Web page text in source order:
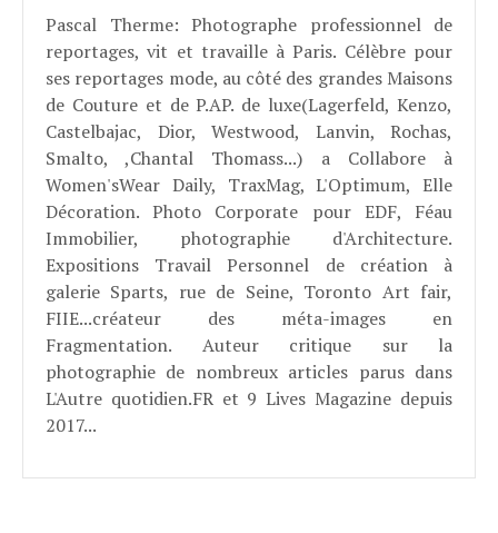
Pascal Therme: Photographe professionnel de
reportages, vit et travaille à Paris. Célèbre pour
ses reportages mode, au côté des grandes Maisons
de Couture et de P.AP. de luxe(Lagerfeld, Kenzo,
Castelbajac, Dior, Westwood, Lanvin, Rochas,
Smalto, ,Chantal Thomass...) a Collabore à
Women'sWear Daily, TraxMag, L'Optimum, Elle
Décoration. Photo Corporate pour EDF, Féau
Immobilier, photographie d'Architecture.
Expositions Travail Personnel de création à
galerie Sparts, rue de Seine, Toronto Art fair,
FIIE...créateur des méta-images en
Fragmentation. Auteur critique sur la
photographie de nombreux articles parus dans
L'Autre quotidien.FR et 9 Lives Magazine depuis
2017...